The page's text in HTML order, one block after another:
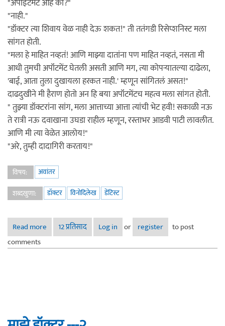
"अपॉइंटमेंट आहे का?"
"नाही."
"डॉक्टर त्या शिवाय वेळ नाही देऊ शकत!" ती ततंगडी रिसेप्शनिस्ट मला
सांगत होती.
"मला हे माहित नव्हतं! आणि माझ्या दातांना पण माहित नव्हतं, नसता मी
आधी तुमची अपॉंटमेंट घेतली असती आणि मग, त्या कोपऱ्यातल्या दाढेला,
'बाई, आता तुला दुखायला हरकत नाही.' म्हणून सांगितलं असत!"
दाढदुखीने मी हैराण होतो अन हि बया अपॉंटमेंटच महत्व मला सांगत होती.
" तुझ्या डॉक्टरांना सांग, मला आत्ताच्या आत्ता त्यांची भेट हवी! सकाळी नऊ
ते रात्री नऊ दवाखाना उघडा राहील म्हणून, रस्ताभर आडवी पाटी लावलीत.
आणि मी त्या वेळेत आलोय!"
"अरे, तुम्ही दादागिरी करताय!"
विषय:
अवांतर
शब्दखुणा:
डॉक्टर विनोदिलेख डेंटिस्ट
Read more about माझे डॉक्टर!---३-- दंतकथा!
12 प्रतिसाद Log in or register
to post
comments